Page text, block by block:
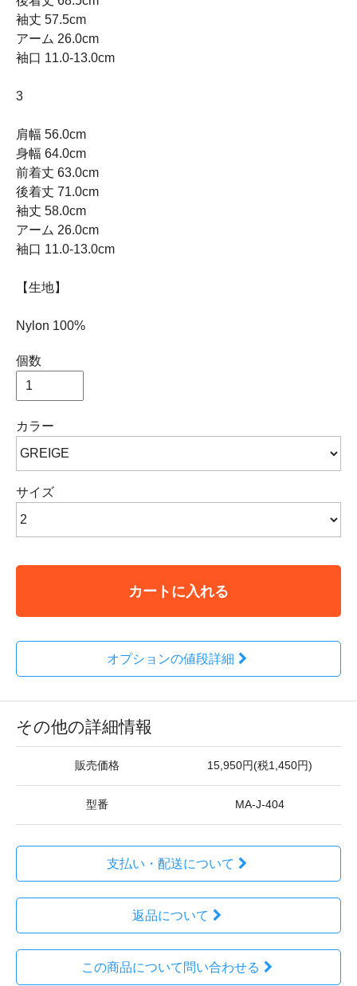
袖丈 57.5cm
アーム 26.0cm
袖口 11.0-13.0cm
3
肩幅 56.0cm
身幅 64.0cm
前着丈 63.0cm
後着丈 71.0cm
袖丈 58.0cm
アーム 26.0cm
袖口 11.0-13.0cm
【生地】
Nylon 100%
個数
カラー
サイズ
カートに入れる
オプションの値段詳細
その他の詳細情報
販売価格 15,950円(税1,450円)
型番 MA-J-404
支払い・配送について
返品について
この商品について問い合わせる